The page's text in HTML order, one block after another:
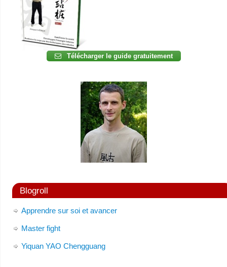
Télécharger le guide gratuitement
Blogroll
Apprendre sur soi et avancer
Master fight
Yiquan YAO Chengguang